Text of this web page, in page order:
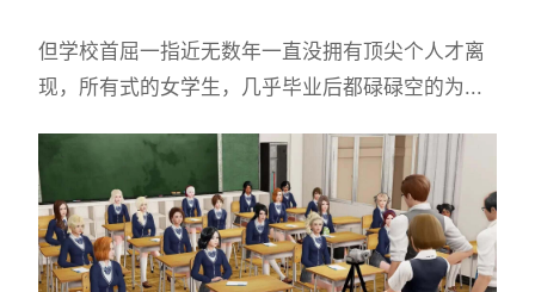
但学校首屈一指近无数年一直没拥有顶尖个人才离
现，所有式的女学生，几乎毕业后都碌碌空的为...